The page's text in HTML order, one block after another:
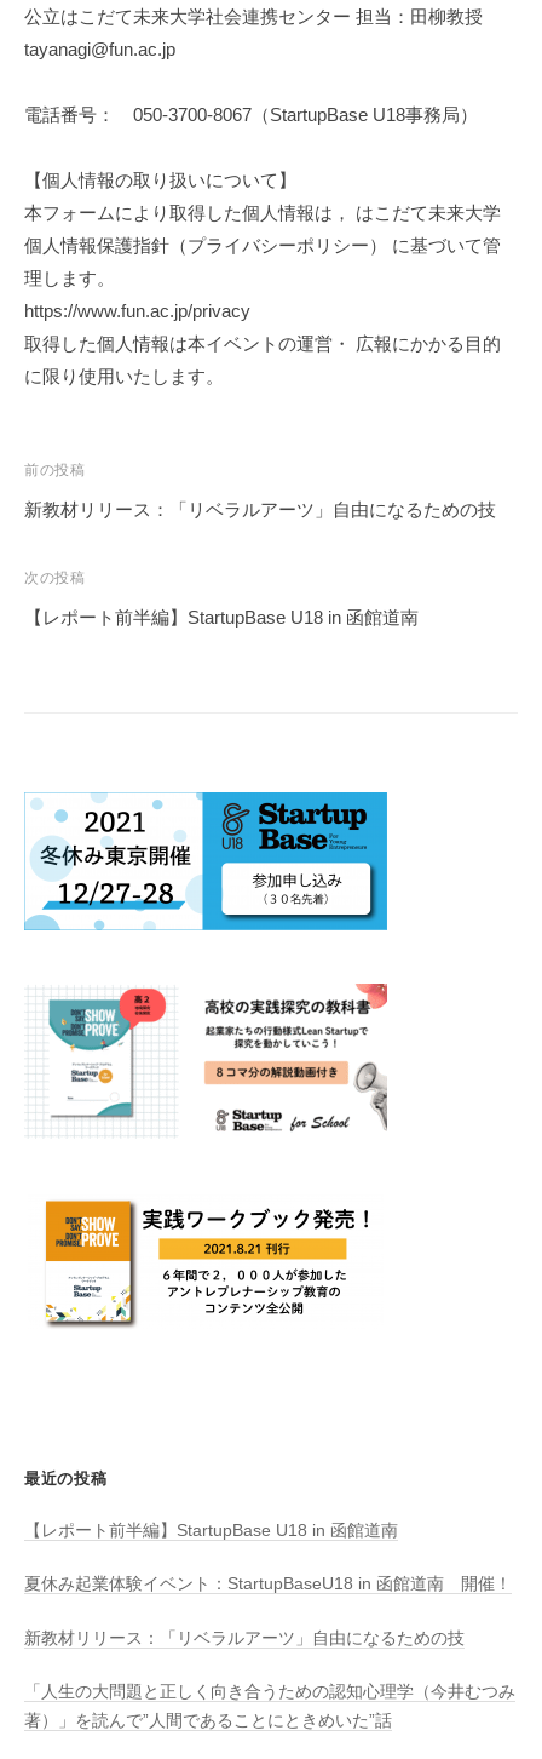
公立はこだて未来大学社会連携センター 担当：田柳教授
tayanagi@fun.ac.jp
電話番号： 050-3700-8067（StartupBase U18事務局）
【個人情報の取り扱いについて】
本フォームにより取得した個人情報は， はこだて未来大学
個人情報保護指針（プライバシーポリシー） に基づいて管
理します。
https://www.fun.ac.jp/privacy
取得した個人情報は本イベントの運営・ 広報にかかる目的
に限り使用いたします。
投
稿
ビ
ゲ
前の投稿
新教材リリース：「リベラルアーツ」自由になるための技
次の投稿
【レポート前半編】StartupBase U18 in 函館道南
最近の投稿
【レポート前半編】StartupBase U18 in 函館道南
夏休み起業体験イベント：StartupBaseU18 in 函館道南 開催！
新教材リリース：「リベラルアーツ」自由になるための技
「人生の大問題と正しく向き合うための認知心理学（今井むつみ
著）」を読んで”人間であることにときめいた”話